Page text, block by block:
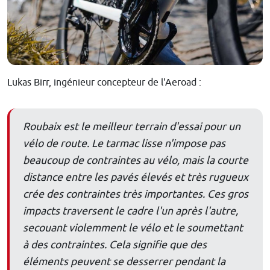
Lukas Birr, ingénieur concepteur de l'Aeroad :
Roubaix est le meilleur terrain d'essai pour un
vélo de route. Le tarmac lisse n'impose pas
beaucoup de contraintes au vélo, mais la courte
distance entre les pavés élevés et très rugueux
crée des contraintes très importantes. Ces gros
impacts traversent le cadre l'un après l'autre,
secouant violemment le vélo et le soumettant
à des contraintes. Cela signifie que des
éléments peuvent se desserrer pendant la